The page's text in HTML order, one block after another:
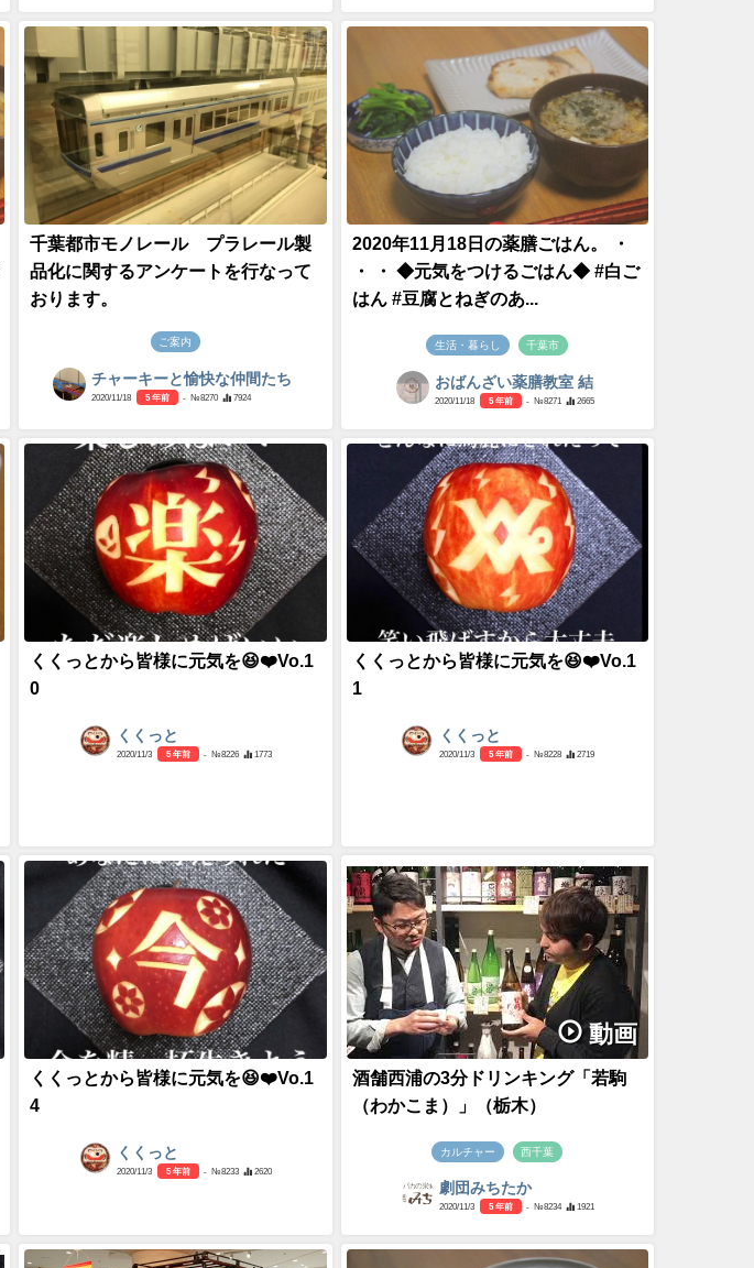
千葉都市モノレール プラレール製
品化に関するアンケートを行なって
おります。
ご案内
チャーキーと愉快な仲間たち
2020/11/18 5 年前 - №8270 7924
2020年11月18日の薬膳ごはん。 ・
・ ・ ◆元気をつけるごはん◆ #白ご
はん #豆腐とねぎのあ...
生活・暮らし 千葉市
おばんざい薬膳教室 結
2020/11/18 5 年前 - №8271 2665
くくっとから皆様に元気を😆❤️Vo.1
0
くくっと
2020/11/3 5 年前 - №8226 1773
くくっとから皆様に元気を😆❤️Vo.1
1
くくっと
2020/11/3 5 年前 - №8228 2719
くくっとから皆様に元気を😆❤️Vo.1
4
くくっと
2020/11/3 5 年前 - №8233 2620
動画
酒舗西浦の3分ドリンキング「若駒
（わかこま）」（栃木）
カルチャー 西千葉
劇団みちたか
2020/11/3 5 年前 - №8234 1921